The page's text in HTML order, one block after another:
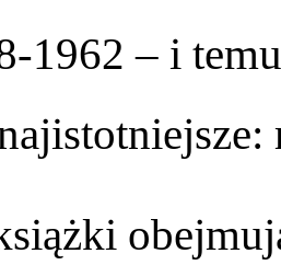
1962 – i